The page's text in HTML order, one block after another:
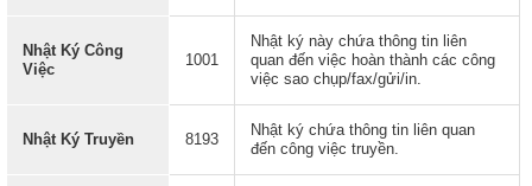
Nhật Ký Công
Việc
1001
Nhật ký này chứa thông tin liên
quan đến việc hoàn thành các công
việc sao chụp/fax/gửi/in.
Nhật Ký Truyền 8193
Nhật ký chứa thông tin liên quan
đến công việc truyền.